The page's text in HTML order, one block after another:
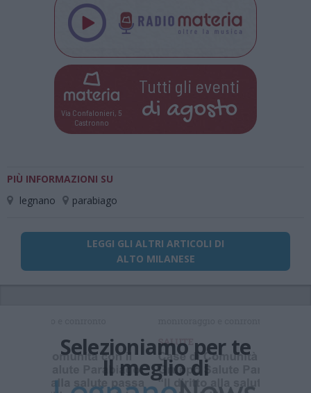
Via Confalonieri, 5
Castronno
Tutti gli eventi
di agosto
PIÙ INFORMAZIONI SU
legnano
parabiago
LEGGI GLI ALTRI ARTICOLI DI
ALTO MILANESE
Selezioniamo per te
Il meglio di